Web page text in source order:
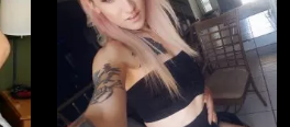
Dateien, die zusammen
angeforderten Daten aus
Browser übermittelt
ermöglichen, auf Ihrem
auf das Gerät